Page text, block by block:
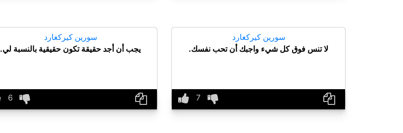
سورين كيركغارد
لا تنس فوق كل شيء واجبك أن تحب نفسك.
سورين كيركغارد
يجب أن أجد حقيقة تكون حقيقية بالنسبة لي.